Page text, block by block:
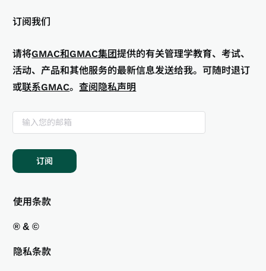
订阅我们
请将GMAC和GMAC集团提供的有关管理学教育、考试、
活动、产品和其他服务的最新信息发送给我。可随时退订
或联系GMAC。查阅隐私声明
订阅
使用条款
® & ©
隐私条款